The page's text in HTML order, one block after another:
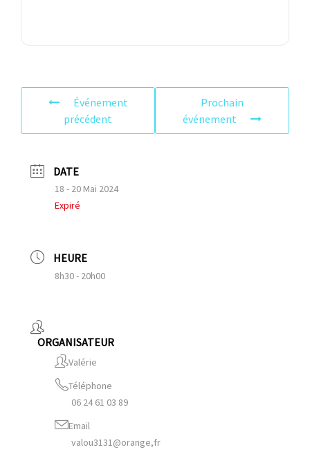
Événement
précédent
Prochain
événement
DATE
18 - 20 Mai 2024
Expiré
HEURE
8h30 - 20h00
ORGANISATEUR
Valérie
Téléphone
06 24 61 03 89
Email
valou3131@orange,fr